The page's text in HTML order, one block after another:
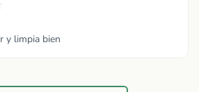
y limpia bien